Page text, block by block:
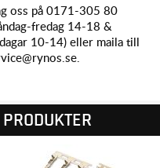
oss på 0171-305 80
fredag 14-18 &
10-14) eller maila till